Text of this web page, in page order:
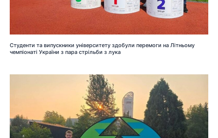
Студенти та випускники університету здобули перемоги на Літньому
чемпіонаті України з пара стрільби з лука